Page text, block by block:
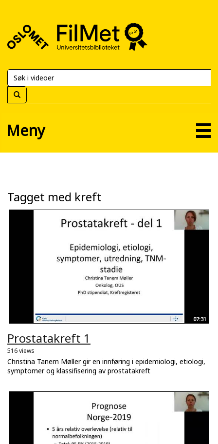
FilMet
Universitetsbiblioteket
Meny
Tagget med kreft
07:31
Prostatakreft 1
516 views
Christina Tanem Møller gir en innføring i epidemiologi, etiologi,
symptomer og klassifisering av prostatakreft